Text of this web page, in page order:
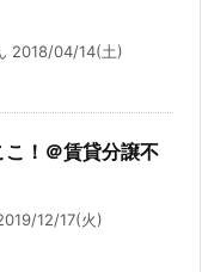
2018/04/14(土)
！＠賃貸分譲不
12/17(火)